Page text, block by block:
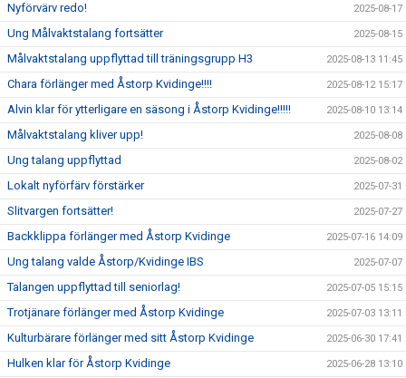
Nyförvärv redo! 2025-08-17
Ung Målvaktstalang fortsätter 2025-08-15
Målvaktstalang uppflyttad till träningsgrupp H3 2025-08-13 11:45
Chara förlänger med Åstorp Kvidinge!!!! 2025-08-12 15:17
Alvin klar för ytterligare en säsong i Åstorp Kvidinge!!!!! 2025-08-10 13:14
Målvaktstalang kliver upp! 2025-08-08
Ung talang uppflyttad 2025-08-02
Lokalt nyförfärv förstärker 2025-07-31
Slitvargen fortsätter! 2025-07-27
Backklippa förlänger med Åstorp Kvidinge 2025-07-16 14:09
Ung talang valde Åstorp/Kvidinge IBS 2025-07-07
Talangen uppflyttad till seniorlag! 2025-07-05 15:15
Trotjänare förlänger med Åstorp Kvidinge 2025-07-03 13:11
Kulturbärare förlänger med sitt Åstorp Kvidinge 2025-06-30 17:41
Hulken klar för Åstorp Kvidinge 2025-06-28 13:10